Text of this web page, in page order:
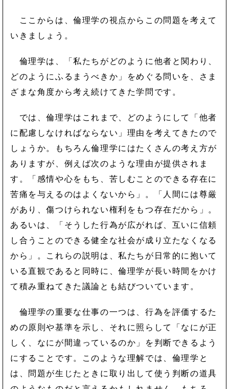
ここからは、倫理学の視点からこの問題を考えて
いきましょう。
倫理学は、「私たちがどのように他者と関わり、
どのようにふるまうべきか」をめぐる問いを、さま
ざまな角度から考え続けてきた学問です。
では、倫理学はこれまで、どのようにして「他者
に配慮しなければならない」理由を考えてきたので
しょうか。もちろん倫理学にはたくさんの考え方が
ありますが、例えば次のような理由が提供されま
す。「感情や心をもち、苦しむことのできる存在に
苦痛を与えるのはよくないから」。「人間には尊厳
があり、傷つけられない権利をもつ存在だから」。
あるいは、「そうした行為が広がれば、互いに信頼
し合うことのできる健全な社会が成り立たなくなる
から」。これらの説明は、私たちが日常的に抱いて
いる直観であると同時に、倫理学が長い時間をかけ
て積み重ねてきた議論とも結びついています。
倫理学の重要な仕事の一つは、行為を評価するた
めの原則や基準を示し、それに照らして「なにが正
しく、なにが間違っているのか」を判断できるよう
にすることです。このような理解では、倫理学と
は、問題が生じたときに取り出して使う判断の道具